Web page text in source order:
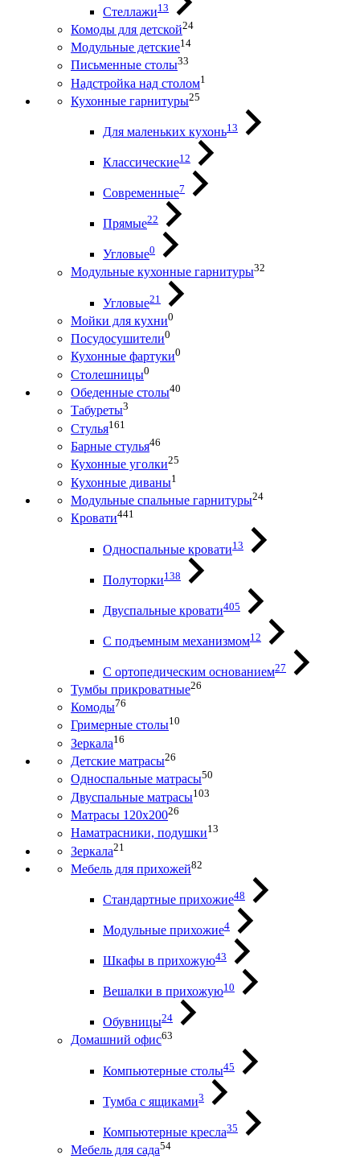
Стеллажи13
Комоды для детской24
Модульные детские14
Письменные столы33
Надстройка над столом1
Кухонные гарнитуры25
Для маленьких кухонь13
Классические12
Современные7
Прямые22
Угловые0
Модульные кухонные гарнитуры32
Угловые21
Мойки для кухни0
Посудосушители0
Кухонные фартуки0
Столешницы0
Обеденные столы40
Табуреты3
Стулья161
Барные стулья46
Кухонные уголки25
Кухонные диваны1
Модульные спальные гарнитуры24
Кровати441
Односпальные кровати13
Полуторки138
Двуспальные кровати405
С подъемным механизмом12
С ортопедическим основанием27
Тумбы прикроватные26
Комоды76
Гримерные столы10
Зеркала16
Детские матрасы26
Односпальные матрасы50
Двуспальные матрасы103
Матрасы 120х20026
Наматрасники, подушки13
Зеркала21
Мебель для прихожей82
Стандартные прихожие48
Модульные прихожие4
Шкафы в прихожую43
Вешалки в прихожую10
Обувницы24
Домашний офис63
Компьютерные столы45
Тумба с ящиками3
Компьютерные кресла35
Мебель для сада54